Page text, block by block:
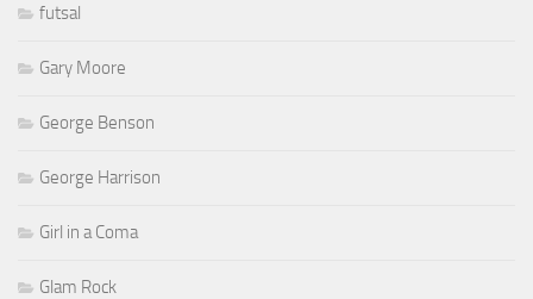
futsal
Gary Moore
George Benson
George Harrison
Girl in a Coma
Glam Rock